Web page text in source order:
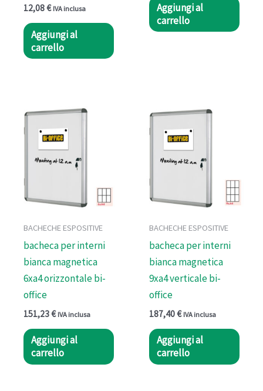
12,08€ IVA inclusa
Aggiungi al
carrello
Aggiungi al
carrello
BACHECHE ESPOSITIVE
bacheca per interni
bianca magnetica
6xa4 orizzontale bi-
office
151,23€ IVA inclusa
Aggiungi al
carrello
BACHECHE ESPOSITIVE
bacheca per interni
bianca magnetica
9xa4 verticale bi-
office
187,40€ IVA inclusa
Aggiungi al
carrello